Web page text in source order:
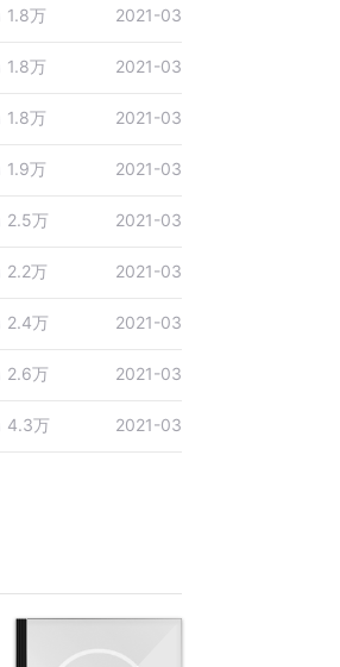
1.8万 2021-03
1.8万 2021-03
1.8万 2021-03
1.9万 2021-03
2.5万 2021-03
2.2万 2021-03
2.4万 2021-03
2.6万 2021-03
4.3万 2021-03